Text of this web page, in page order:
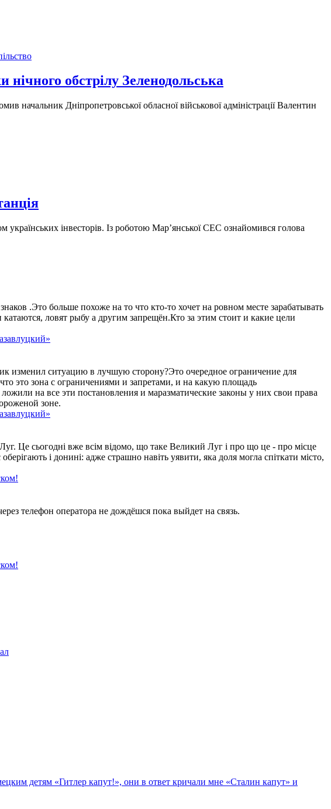
нічного обстрілу Зеленодольська
начальник Дніпропетровської обласної військової адміністрації Валентин
інвесторів. Із роботою Мар’янської СЕС ознайомився голова
.Это больше похоже на то что кто-то хочет на ровном месте зарабатывать
ловят рыбу а другим запрещён.Кто за этим стоит и какие цели
изменил ситуацию в лучшую сторону?Это очередное ограничение для
это зона с ограничениями и запретами, и на какую площадь
на все эти постановления и маразматические законы у них свои права
зоне.
Це сьогодні вже всім відомо, що таке Великий Луг і про що це - про місце
і донині: адже страшно навіть уявити, яка доля могла спіткати місто,
телефон оператора не дождёшся пока выйдет на связь.
детям «Гитлер капут!», они в ответ кричали мне «Сталин капут» и